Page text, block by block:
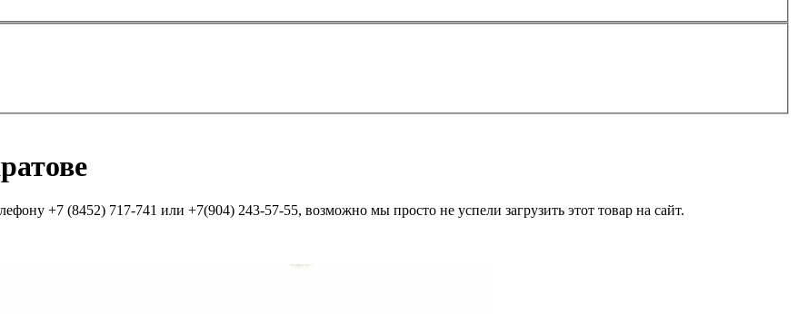
+7 (8452) 717-741 или +7(904) 243-57-55, возможно мы просто не успели загрузить этот товар на сайт.